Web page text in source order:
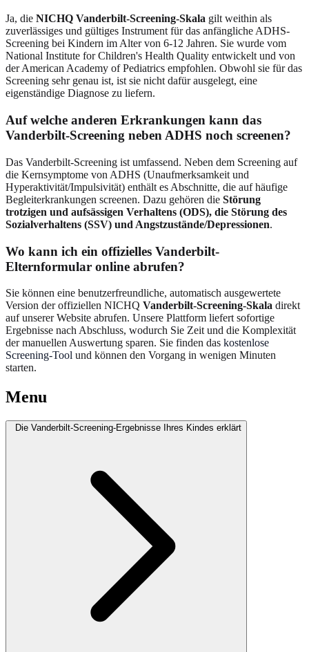
Ja, die NICHQ Vanderbilt-Screening-Skala gilt weithin als
zuverlässiges und gültiges Instrument für das anfängliche ADHS-
Screening bei Kindern im Alter von 6-12 Jahren. Sie wurde vom
National Institute for Children's Health Quality entwickelt und von
der American Academy of Pediatrics empfohlen. Obwohl sie für das
Screening sehr genau ist, ist sie nicht dafür ausgelegt, eine
eigenständige Diagnose zu liefern.
Auf welche anderen Erkrankungen kann das
Vanderbilt-Screening neben ADHS noch screenen?
Das Vanderbilt-Screening ist umfassend. Neben dem Screening auf
die Kernsymptome von ADHS (Unaufmerksamkeit und
Hyperaktivität/Impulsivität) enthält es Abschnitte, die auf häufige
Begleiterkrankungen screenen. Dazu gehören die Störung
trotzigen und aufsässigen Verhaltens (ODS), die Störung des
Sozialverhaltens (SSV) und Angstzustände/Depressionen.
Wo kann ich ein offizielles Vanderbilt-
Elternformular online abrufen?
Sie können eine benutzerfreundliche, automatisch ausgewertete
Version der offiziellen NICHQ Vanderbilt-Screening-Skala direkt
auf unserer Website abrufen. Unsere Plattform liefert sofortige
Ergebnisse nach Abschluss, wodurch Sie Zeit und die Komplexität
der manuellen Auswertung sparen. Sie finden das kostenlose
Screening-Tool und können den Vorgang in wenigen Minuten
starten.
Menu
Die Vanderbilt-Screening-Ergebnisse Ihres Kindes erklärt